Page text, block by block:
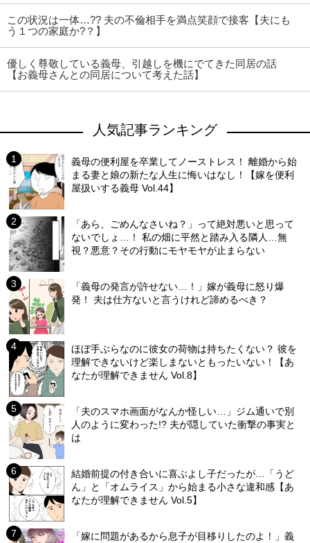
この状況は一体…?? 夫の不倫相手を満点笑顔で接客【夫にも
う１つの家庭か?？】
優しく尊敬している義母、引越しを機にでてきた同居の話
【お義母さんとの同居について考えた話】
人気記事ランキング
義母の便利屋を卒業してノーストレス！ 離婚から始
まる妻と娘の新たな人生に悔いはなし！【嫁を便利
屋扱いする義母 Vol.44】
「あら、ごめんなさいね？」って絶対悪いと思って
ないでしょ…！ 私の畑に平然と踏み入る隣人…無
視？悪意？その行動にモヤモヤが止まらない
「義母の発言が許せない…！」嫁が義母に怒り爆
発！ 夫は仕方ないと言うけれど諦めるべき？
ほぼ手ぶらなのに彼女の荷物は持ちたくない？ 彼を
理解できないけど楽しまないともったいない！【あ
なたが理解できません Vol.8】
「夫のスマホ画面がなんか怪しい…」ジム通いで別
人のように変わった!? 夫が隠していた衝撃の事実と
は
結婚前提の付き合いに喜ぶよし子だったが…「うど
ん」と「オムライス」から始まる小さな違和感【あ
なたが理解できません Vol.5】
「嫁に問題があるから息子が目移りしたのよ！」義